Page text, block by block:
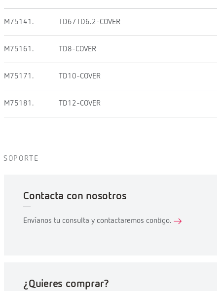
M75141. TD6/TD6.2-COVER
M75161. TD8-COVER
M75171. TD10-COVER
M75181. TD12-COVER
SOPORTE
Contacta con nosotros
Envíanos tu consulta y contactaremos contigo.
¿Quieres comprar?